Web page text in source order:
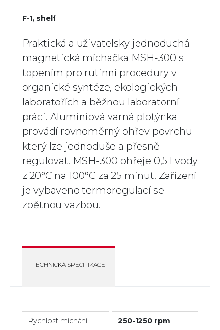
F-1, shelf
Praktická a uživatelsky jednoduchá
magnetická míchačka MSH-300 s
topením pro rutinní procedury v
organické syntéze, ekologických
laboratořích a běžnou laboratorní
práci. Aluminiová varná plotýnka
provádí rovnoměrný ohřev povrchu
který lze jednoduše a přesně
regulovat. MSH-300 ohřeje 0,5 l vody
z 20°C na 100°C za 25 minut. Zařízení
je vybaveno termoregulací se
zpětnou vazbou.
TECHNICKÁ SPECIFIKACE
Rychlost míchání 250-1250 rpm